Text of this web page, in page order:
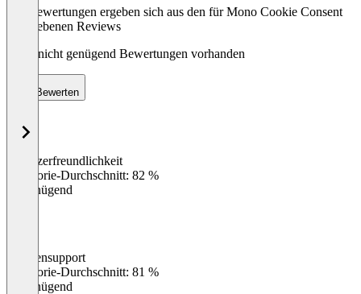
Die Bewertungen ergeben sich aus den für Mono Cookie Consent
abgegebenen Reviews
Noch nicht genügend Bewertungen vorhanden
Bewerten
Benutzerfreundlichkeit
Kategorie-Durchschnitt: 82 %
Ungenügend
Kundensupport
Kategorie-Durchschnitt: 81 %
Ungenügend